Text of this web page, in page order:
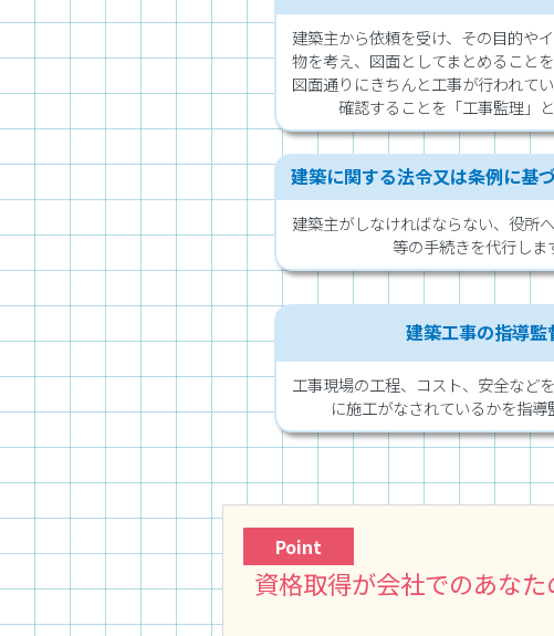
建築主から依頼を受け、その目的や
物を考え、図面としてまとめること
図面通りにきちんと工事が行われて
確認することを「工事監理」と
建築に関する法令又は条例に基
建築主がしなければならない、役所
等の手続きを代行しま
建築工事の指導監
工事現場の工程、コスト、安全など
に施工がなされているかを指導
Point
資格取得が会社でのあなた